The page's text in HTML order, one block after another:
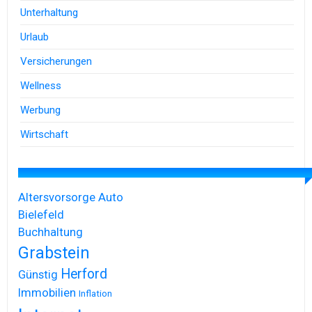
Unterhaltung
Urlaub
Versicherungen
Wellness
Werbung
Wirtschaft
Altersvorsorge Auto
Bielefeld
Buchhaltung
Grabstein
Günstig Herford
Immobilien Inflation